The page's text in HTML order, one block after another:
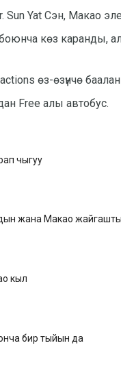
Sun Yat Сэн, Макао
боюнча көз каранды,
өз-өзүнчө
Free алы автобус.
чыгуу
жана Макао
кыл
бир тыйын да